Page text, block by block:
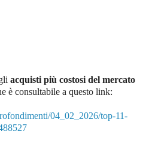
acquisti più costosi del mercato
è consultabile a questo link:
04_02_2026/top-11-